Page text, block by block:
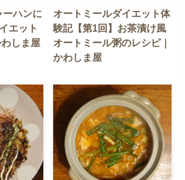
ーハンに
エット
しま屋
オートミールダイエット体
験記【第1回】お茶漬け風
オートミール粥のレシピ｜
かわしま屋